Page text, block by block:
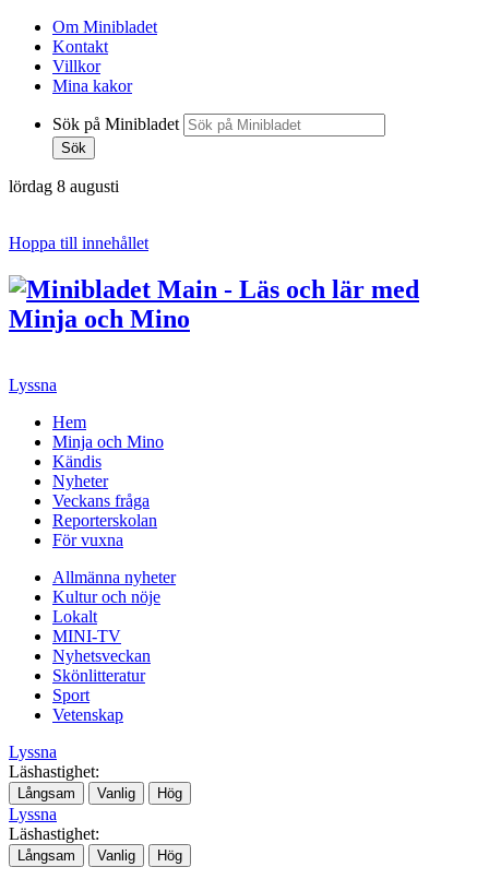
Om Minibladet
Kontakt
Villkor
Mina kakor
Sök på Minibladet
Sök
lördag 8 augusti
Hoppa till innehållet
Lyssna
Hem
Minja och Mino
Kändis
Nyheter
Veckans fråga
Reporterskolan
För vuxna
Allmänna nyheter
Kultur och nöje
Lokalt
MINI-TV
Nyhetsveckan
Skönlitteratur
Sport
Vetenskap
Lyssna
Läshastighet:
Långsam Vanlig Hög
Lyssna
Läshastighet:
Långsam Vanlig Hög